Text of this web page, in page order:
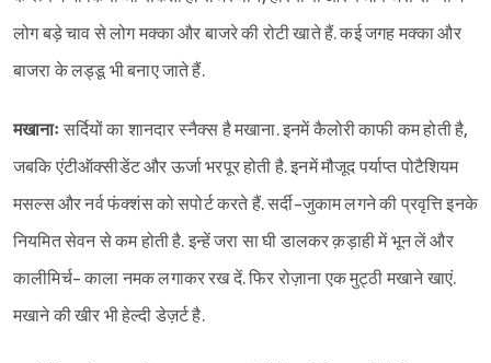
लोग बड़े चाव से लोग मक्का और बाजरे की रोटी खाते हैं. कई जगह मक्का और
बाजरा के लड्डू भी बनाए जाते हैं.
मखानाः सर्दियों का शानदार स्नैक्स है मखाना. इनमें कैलोरी काफी कम होती है,
जबकि एंटीऑक्सीडेंट और ऊर्जा भरपूर होती है. इनमें मौजूद पर्याप्त पोटैशियम
मसल्स और नर्व फंक्शंस को सपोर्ट करते हैं. सर्दी-जुकाम लगने की प्रवृत्ति इनके
नियमित सेवन से कम होती है. इन्हें जरा सा घी डालकर क़ड़ाही में भून लें और
कालीमिर्च- काला नमक लगाकर रख दें. फिर रोज़ाना एक मुट्ठी मखाने खाएं.
मखाने की खीर भी हेल्दी डेज़र्ट है.